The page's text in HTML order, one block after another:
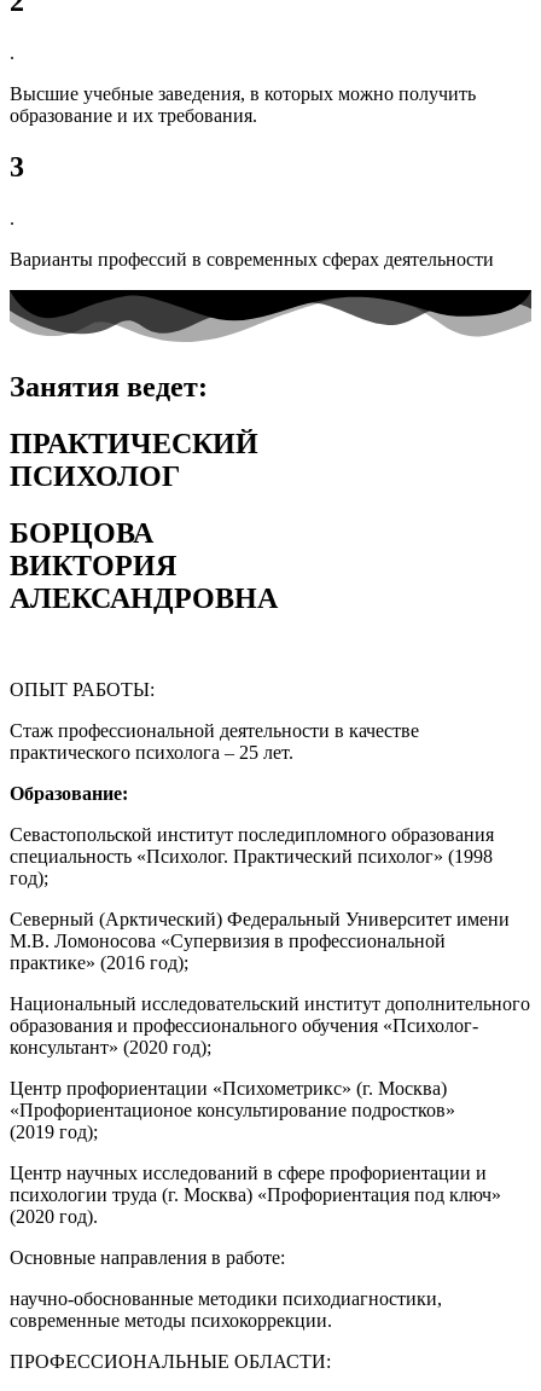
.
Высшие учебные заведения, в которых можно получить
образование и их требования.
3
.
Варианты профессий в современных сферах деятельности
Занятия ведет:
ПРАКТИЧЕСКИЙ
ПСИХОЛОГ
БОРЦОВА
ВИКТОРИЯ
АЛЕКСАНДРОВНА
ОПЫТ РАБОТЫ:
Стаж профессиональной деятельности в качестве
практического психолога – 25 лет.
Образование:
Севастопольской институт последипломного образования
специальность «Психолог. Практический психолог» (1998
год);
Северный (Арктический) Федеральный Университет имени
М.В. Ломоносова «Супервизия в профессиональной
практике» (2016 год);
Национальный исследовательский институт дополнительного
образования и профессионального обучения «Психолог-
консультант» (2020 год);
Центр профориентации «Психометрикс» (г. Москва)
«Профориентационое консультирование подростков»
(2019 год);
Центр научных исследований в сфере профориентации и
психологии труда (г. Москва) «Профориентация под ключ»
(2020 год).
Основные направления в работе:
научно-обоснованные методики психодиагностики,
современные методы психокоррекции.
ПРОФЕССИОНАЛЬНЫЕ ОБЛАСТИ: